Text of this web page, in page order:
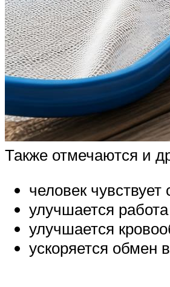
Также отмечаются и
человек
улучшается
улучшается
ускоряется обмен